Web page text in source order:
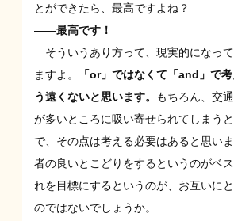
とができたら、最高ですよね？
——最高です！
そういうあり方って、現実的になっ
ますよ。
「or」ではなくて「and」で
う遠くないと思います。
もちろん、交
が多いところに吸い寄せられてしまう
で、その点は考える必要はあると思い
者の良いとこどりをするというのがベ
れを目標にするというのが、お互いに
のではないでしょうか。